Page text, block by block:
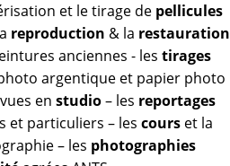
et le tirage de pellicules
reproduction & la restauration
anciennes - les tirages
argentique et papier photo
en studio– les reportages
et particuliers – les cours et la
– les photographies